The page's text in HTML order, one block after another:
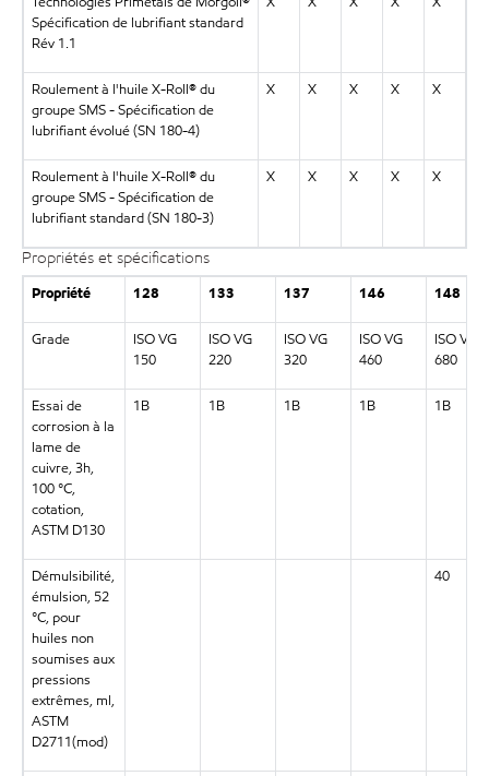
Spécification de lubrifiant standard
Rév 1.1
Roulement à l'huile X-Roll® du
groupe SMS - Spécification de
lubrifiant évolué (SN 180-4)
X X X X X
Roulement à l'huile X-Roll® du
groupe SMS - Spécification de
lubrifiant standard (SN 180-3)
X X X X X
Propriétés et spécifications
Propriété 128 133 137 146 148
Grade
ISO VG
150
ISO VG
220
ISO VG
320
ISO VG
460
ISO VG
680
Essai de
corrosion à la
lame de
cuivre, 3h,
100 °C,
cotation,
ASTM D130
1B 1B 1B 1B 1B
Démulsibilité,
émulsion, 52
°C, pour
huiles non
soumises aux
pressions
extrêmes, ml,
ASTM
D2711(mod)
40